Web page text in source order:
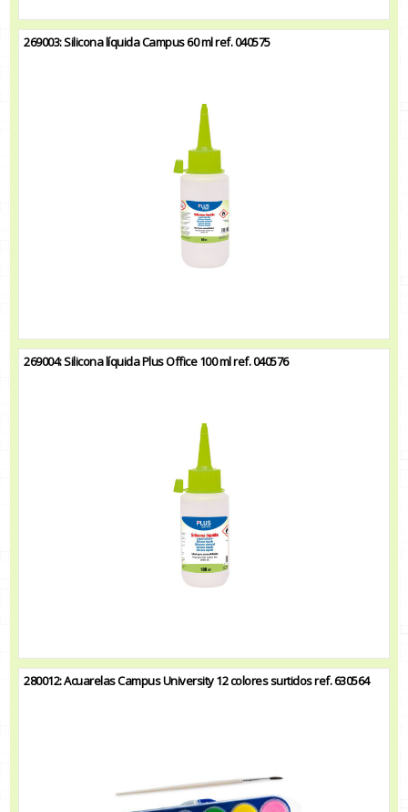
269003: Silicona líquida Campus 60 ml ref. 040575
269004: Silicona líquida Plus Office 100 ml ref. 040576
280012: Acuarelas Campus University 12 colores surtidos ref. 630564